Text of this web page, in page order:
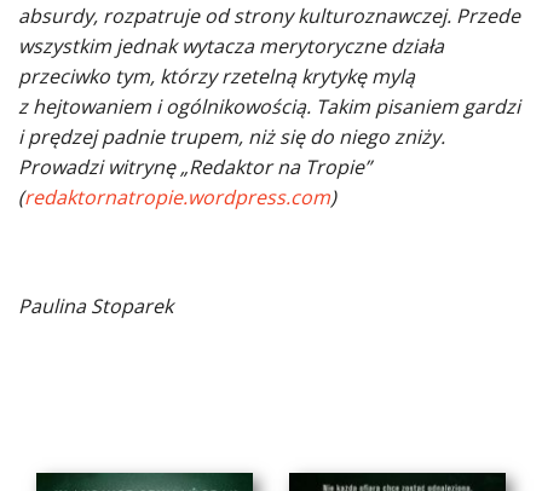
absurdy, rozpatruje od strony kulturoznawczej. Przede
wszystkim jednak wytacza merytoryczne działa
przeciwko tym, którzy rzetelną krytykę mylą
z hejtowaniem i ogólnikowością. Takim pisaniem gardzi
i prędzej padnie trupem, niż się do niego zniży.
Prowadzi witrynę „Redaktor na Tropie”
(redaktornatropie.wordpress.com)
Paulina Stoparek